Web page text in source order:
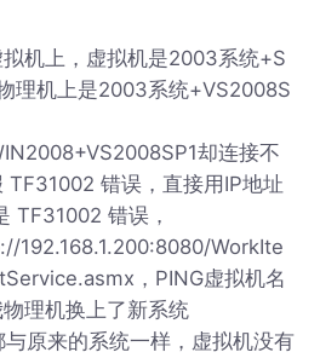
机上，虚拟机是2003系统+S
理机上是2003系统+VS2008S
却连接不
TF31002 错误，直接用IP地址
TF31002 错误，
192.168.1.200:8080/WorkIte
，PING虚拟机名
理机换上了新系统
原来的系统一样，虚拟机没有